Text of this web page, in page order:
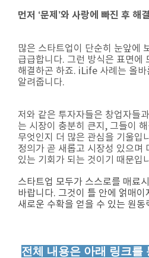
먼저 ‘문제’와 사랑에 빠진 후 해
많은 스타트업이 단순히 눈앞에
급급합니다. 그런 방식은 표면에
해결하곤 하죠. iLife 사례는 올
알려줍니다.
저와 같은 투자자들은 창업자들
는 시장이 충분히 큰지, 그들이
무엇인지 더 많은 관심을 기울입
정의가 곧 새롭고 시장성 있으며
있는 기회가 되는 것이기 때문입
스타트업 모두가 스스로를 매료
바랍니다. 그것이 틀 안에 얽매이
새로운 수확을 얻을 수 있는 원동
전체 내용은 아래 링크를